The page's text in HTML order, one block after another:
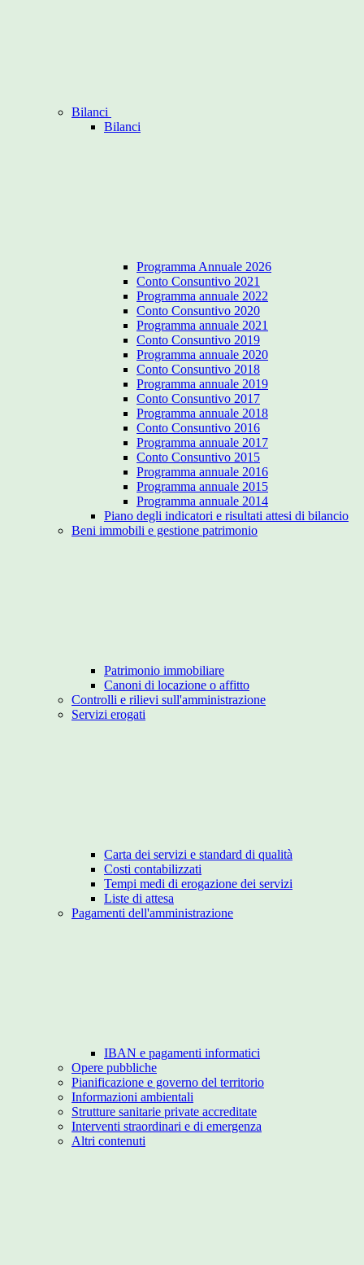
Bilanci
Bilanci
Programma Annuale 2026
Conto Consuntivo 2021
Programma annuale 2022
Conto Consuntivo 2020
Programma annuale 2021
Conto Consuntivo 2019
Programma annuale 2020
Conto Consuntivo 2018
Programma annuale 2019
Conto Consuntivo 2017
Programma annuale 2018
Conto Consuntivo 2016
Programma annuale 2017
Conto Consuntivo 2015
Programma annuale 2016
Programma annuale 2015
Programma annuale 2014
Piano degli indicatori e risultati attesi di bilancio
Beni immobili e gestione patrimonio
Patrimonio immobiliare
Canoni di locazione o affitto
Controlli e rilievi sull'amministrazione
Servizi erogati
Carta dei servizi e standard di qualità
Costi contabilizzati
Tempi medi di erogazione dei servizi
Liste di attesa
Pagamenti dell'amministrazione
IBAN e pagamenti informatici
Opere pubbliche
Pianificazione e governo del territorio
Informazioni ambientali
Strutture sanitarie private accreditate
Interventi straordinari e di emergenza
Altri contenuti